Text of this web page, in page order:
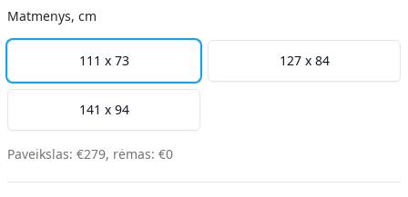
Matmenys, cm
111 x 73 127 x 84
141 x 94
Paveikslas: €279, rėmas: €0